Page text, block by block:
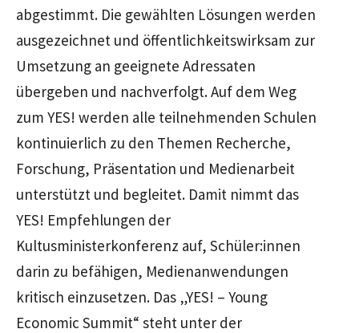
abgestimmt. Die gewählten Lösungen werden
ausgezeichnet und öffentlichkeitswirksam zur
Umsetzung an geeignete Adressaten
übergeben und nachverfolgt. Auf dem Weg
zum YES! werden alle teilnehmenden Schulen
kontinuierlich zu den Themen Recherche,
Forschung, Präsentation und Medienarbeit
unterstützt und begleitet. Damit nimmt das
YES! Empfehlungen der
Kultusministerkonferenz auf, Schüler:innen
darin zu befähigen, Medienanwendungen
kritisch einzusetzen. Das „YES! – Young
Economic Summit“ steht unter der